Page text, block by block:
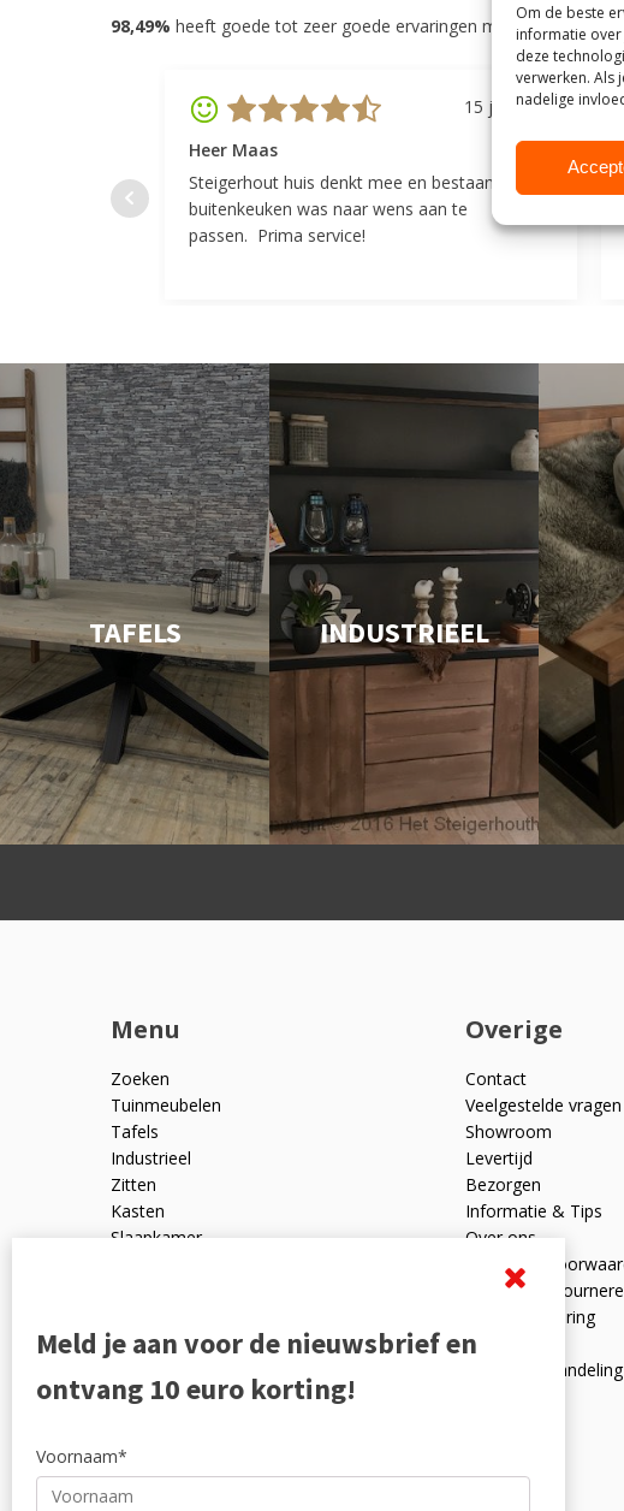
Om de beste
informatie
deze
verwerken. Als
nadelige
98,49% heeft goede tot zeer goede ervaringen met Het
15 juli 2025
Heer Maas
Steigerhout huis denkt mee en bestaande
buitenkeuken was naar wens aan te
passen. Prima service!
TAFELS INDUSTRIEEL
Menu
Zoeken
Tuinmeubelen
Tafels
Industrieel
Zitten
Kasten
Slaapkamer
Outlet
Overige
Contact
Veelgestelde vragen
Showroom
Levertijd
Bezorgen
Informatie & Tips
Over ons
Algemene
Ruilen en
Privacyverklaring
Reviewpolicy
Klachtenafhandeling
Meld je aan voor de nieuwsbrief en
ontvang 10 euro korting!
Voornaam*